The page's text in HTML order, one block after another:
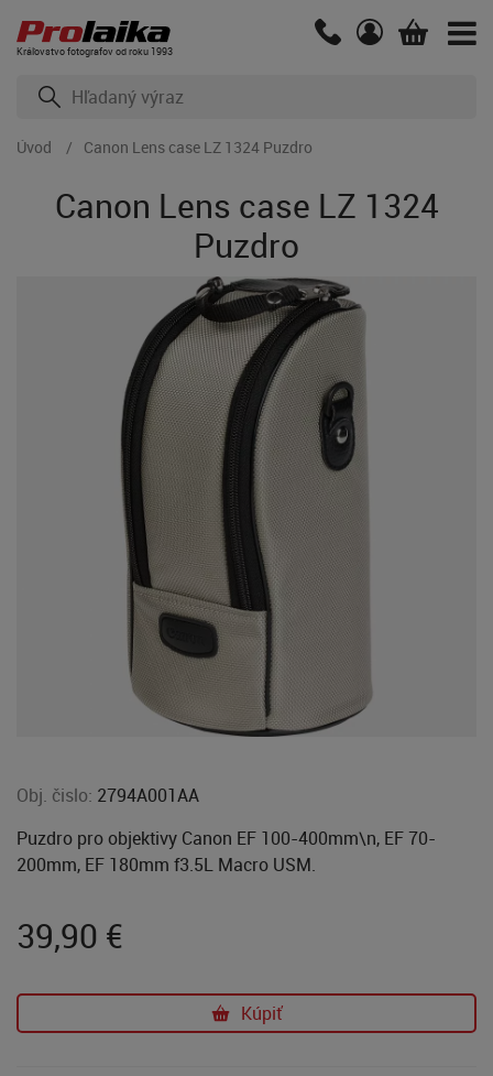
Kráľovstvo fotografov od roku 1993
Úvod Canon Lens case LZ 1324 Puzdro
Canon Lens case LZ 1324
Puzdro
Obj. čislo: 2794A001AA
Puzdro pro objektivy Canon EF 100-400mm\n, EF 70-
200mm, EF 180mm f3.5L Macro USM.
39,90 €
Kúpiť